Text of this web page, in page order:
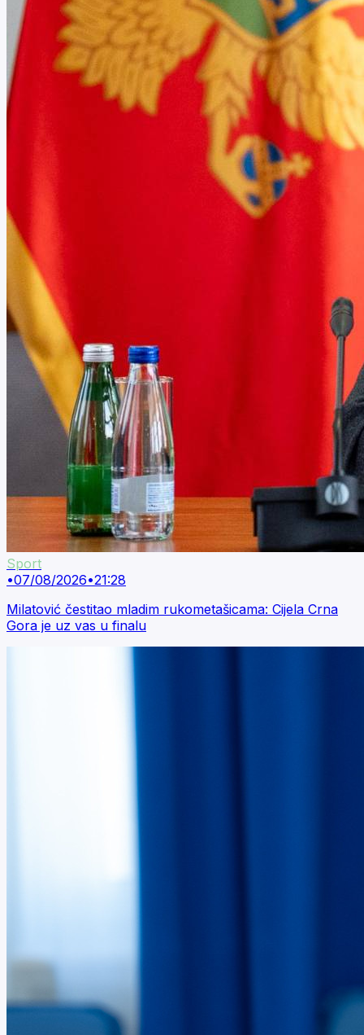
Sport
•07/08/2026•21:28
Milatović čestitao mladim rukometašicama: Cijela Crna
Gora je uz vas u finalu